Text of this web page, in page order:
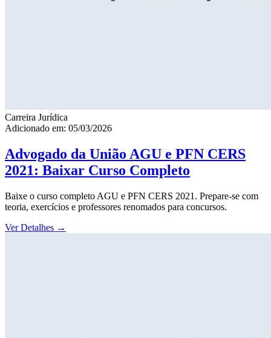
Carreira Jurídica
Adicionado em: 05/03/2026
Advogado da União AGU e PFN CERS
2021: Baixar Curso Completo
Baixe o curso completo AGU e PFN CERS 2021. Prepare-se com
teoria, exercícios e professores renomados para concursos.
Ver Detalhes →